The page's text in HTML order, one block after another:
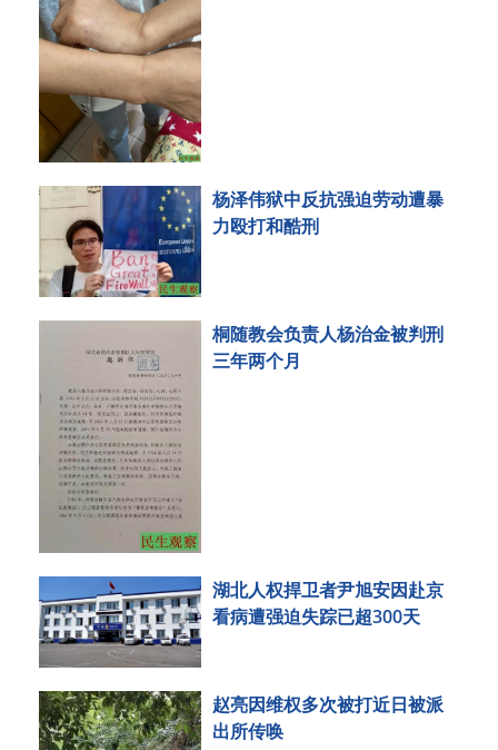
杨泽伟狱中反抗强迫劳动遭暴
力殴打和酷刑
桐随教会负责人杨治金被判刑
三年两个月
湖北人权捍卫者尹旭安因赴京
看病遭强迫失踪已超300天
赵亮因维权多次被打近日被派
出所传唤